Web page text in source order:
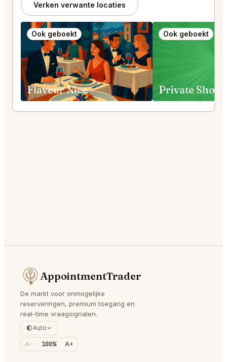
Verken verwante locaties
Ook geboekt
Flaveur Nice
Ook geboekt
AppointmentTrader
De markt voor onmogelijke
reserveringen, premium toegang en
real-time vraagsignalen.
Auto
A- 100% A+